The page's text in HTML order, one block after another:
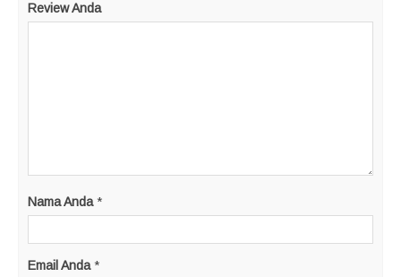
Review Anda
Nama Anda *
Email Anda *